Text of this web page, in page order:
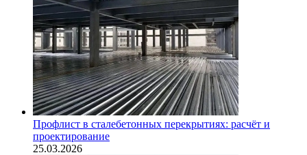
Профлист в сталебетонных перекрытиях: расчёт и
проектирование
25.03.2026